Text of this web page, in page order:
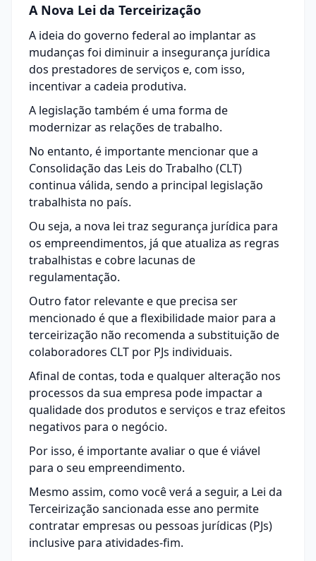
A Nova Lei da Terceirização
A ideia do governo federal ao implantar as
mudanças foi diminuir a insegurança jurídica
dos prestadores de serviços e, com isso,
incentivar a cadeia produtiva.
A legislação também é uma forma de
modernizar as relações de trabalho.
No entanto, é importante mencionar que a
Consolidação das Leis do Trabalho (CLT)
continua válida, sendo a principal legislação
trabalhista no país.
Ou seja, a nova lei traz segurança jurídica para
os empreendimentos, já que atualiza as regras
trabalhistas e cobre lacunas de
regulamentação.
Outro fator relevante e que precisa ser
mencionado é que a flexibilidade maior para a
terceirização não recomenda a substituição de
colaboradores CLT por PJs individuais.
Afinal de contas, toda e qualquer alteração nos
processos da sua empresa pode impactar a
qualidade dos produtos e serviços e traz efeitos
negativos para o negócio.
Por isso, é importante avaliar o que é viável
para o seu empreendimento.
Mesmo assim, como você verá a seguir, a Lei da
Terceirização sancionada esse ano permite
contratar empresas ou pessoas jurídicas (PJs)
inclusive para atividades-fim.